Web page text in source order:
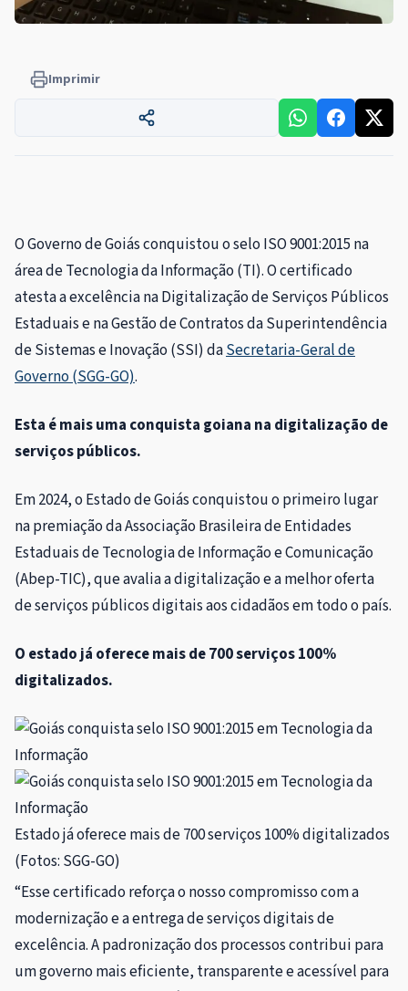
Imprimir
O Governo de Goiás conquistou o selo ISO 9001:2015 na
área de Tecnologia da Informação (TI). O certificado
atesta a excelência na Digitalização de Serviços Públicos
Estaduais e na Gestão de Contratos da Superintendência
de Sistemas e Inovação (SSI) daSecretaria-Geral de
Governo (SGG-GO).
Esta é mais uma conquista goiana na digitalização de
serviços públicos.
Em 2024, o Estado de Goiás conquistou o primeiro lugar
na premiação da Associação Brasileira de Entidades
Estaduais de Tecnologia de Informação e Comunicação
(Abep-TIC), que avalia a digitalização e a melhor oferta
de serviços públicos digitais aos cidadãos em todo o país.
O estado já oferece mais de 700 serviços 100%
digitalizados.
Estado já oferece mais de 700 serviços 100% digitalizados
(Fotos: SGG-GO)
“Esse certificado reforça o nosso compromisso com a
modernização e a entrega de serviços digitais de
excelência. A padronização dos processos contribui para
um governo mais eficiente, transparente e acessível para